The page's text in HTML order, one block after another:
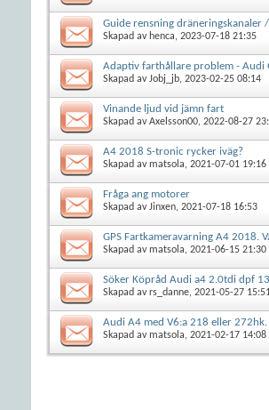
Guide rensning dräneringskanaler
Skapad av henca, 2023-07-18 21:35
Adaptiv farthållare problem - Audi
Skapad avJobj_jb, 2023-02-25 08:14
Vinande ljud vid jämn fart
Skapad avAxelsson00, 2022-08-27
A4 2018 S-tronic rycker iväg?
Skapad avmatsola, 2021-07-01 19:16
Fråga ang motorer
Skapad avJinxen, 2021-07-18 16:53
GPS Fartkameravarning A4 2018.
Skapad avmatsola, 2021-06-15 21:30
Söker Köpråd Audi a4 2.0tdi dpf
Skapad avrs_danne, 2021-05-27
Audi A4 med V6:a 218 eller
Skapad avmatsola, 2021-02-17 14:08